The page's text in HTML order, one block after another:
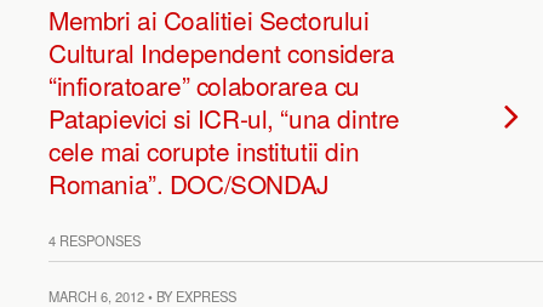
Membri ai Coalitiei Sectorului
Cultural Independent considera
“infioratoare” colaborarea cu
Patapievici si ICR-ul, “una dintre
cele mai corupte institutii din
Romania”. DOC/SONDAJ
4 RESPONSES
MARCH 6, 2012 • BY EXPRESS